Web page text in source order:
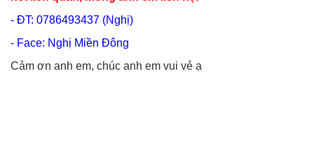
- ĐT: 0786493437 (Nghị)
- Face: Nghị Miền Đông
Cảm ơn anh em, chúc anh em vui vẻ ạ